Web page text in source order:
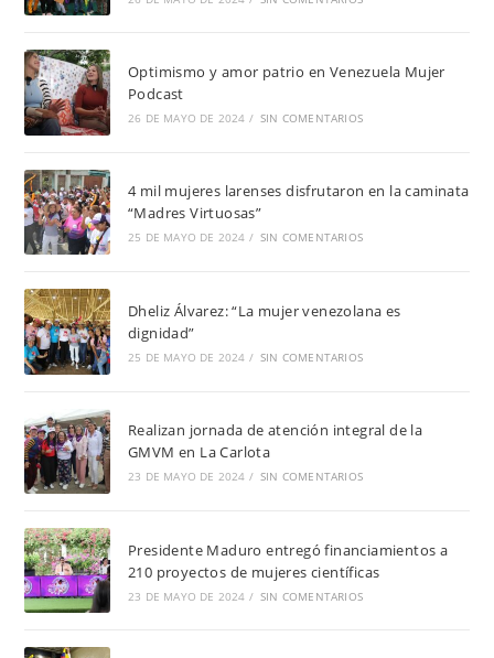
Optimismo y amor patrio en Venezuela Mujer
Podcast
26 DE MAYO DE 2024 / SIN COMENTARIOS
4 mil mujeres larenses disfrutaron en la caminata
“Madres Virtuosas”
25 DE MAYO DE 2024 / SIN COMENTARIOS
Dheliz Álvarez: “La mujer venezolana es
dignidad”
25 DE MAYO DE 2024 / SIN COMENTARIOS
Realizan jornada de atención integral de la
GMVM en La Carlota
23 DE MAYO DE 2024 / SIN COMENTARIOS
Presidente Maduro entregó financiamientos a
210 proyectos de mujeres científicas
23 DE MAYO DE 2024 / SIN COMENTARIOS